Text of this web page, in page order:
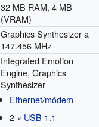
32 MB RAM, 4 MB
(VRAM)
Graphics Synthesizer a
147.456 MHz
Integrated Emotion
Engine, Graphics
Synthesizer
Ethernet/módem
2 × USB 1.1